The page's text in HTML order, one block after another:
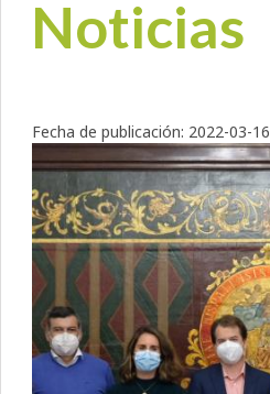
Noticias
Fecha de publicación: 2022-03-16